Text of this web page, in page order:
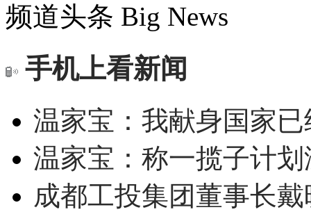
频道头条 Big News
手机上看新闻
温家宝：我献身国家
温家宝：称一揽子计
成都工投集团董事长